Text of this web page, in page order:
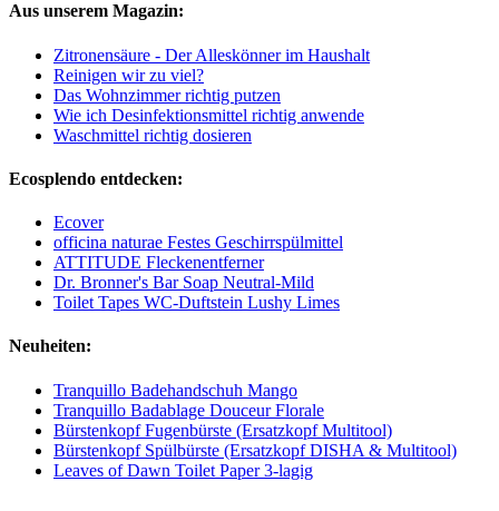
Aus unserem Magazin:
Zitronensäure - Der Alleskönner im Haushalt
Reinigen wir zu viel?
Das Wohnzimmer richtig putzen
Wie ich Desinfektionsmittel richtig anwende
Waschmittel richtig dosieren
Ecosplendo entdecken:
Ecover
officina naturae Festes Geschirrspülmittel
ATTITUDE Fleckenentferner
Dr. Bronner's Bar Soap Neutral-Mild
Toilet Tapes WC-Duftstein Lushy Limes
Neuheiten:
Tranquillo Badehandschuh Mango
Tranquillo Badablage Douceur Florale
Bürstenkopf Fugenbürste (Ersatzkopf Multitool)
Bürstenkopf Spülbürste (Ersatzkopf DISHA & Multitool)
Leaves of Dawn Toilet Paper 3-lagig